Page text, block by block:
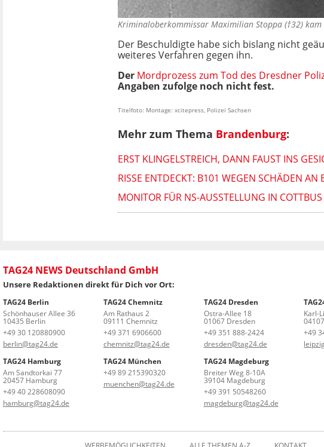
Kriminaloberkommissar Maximilian Stoppa (†32)
Der Beschuldigte habe sich bislang nicht
weiteres Verfahren gegen ihn.
Der Mordprozess zum Tod des Dresdner
Angaben zufolge noch nicht fest.
Titelfoto: Montage: xcitepress, Polizei Sachsen
Mehr zum Thema Brandenburg:
ERST KLINGELSTREICH, DANN FAUST INS
RISSE ENTDECKT: B101 WEGEN SCHÄDEN AN
MONITOR FÜR NS-AUSSTELLUNG IN
TAG24 NEWS Deutschland GmbH
Unsere Redaktionen direkt für Dich vor Ort:
TAG24 Berlin
Schönhauser Allee 36
10435 Berlin
+49 30 120880900
berlin@tag24.de
TAG24 Chemnitz
Am Rathaus 2
09111 Chemnitz
+49 371 6906600
chemnitz@tag24.de
TAG24 Dresden
Ostra-Allee 18
01067 Dresden
+49 351 888-2424
dresden@tag24.de
Karl-
+49
TAG24 Hamburg
Am Sandtorkai 77
20457 Hamburg
+49 40 228608090
hamburg@tag24.de
TAG24 München
+49 89 215390320
muenchen@tag24.de
TAG24 Magdeburg
Breiter Weg 8-10A
39104 Magdeburg
+49 391 50548260
magdeburg@tag24.de